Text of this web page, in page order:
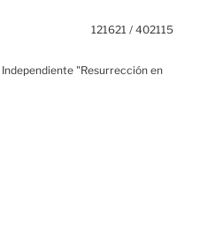
121621 / 402115
"Resurrección en